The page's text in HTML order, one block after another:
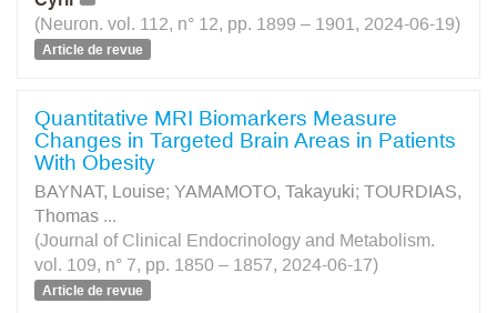
(Neuron. vol. 112, n° 12, pp. 1899 – 1901, 2024-06-19)
Article de revue
Quantitative MRI Biomarkers Measure
Changes in Targeted Brain Areas in Patients
With Obesity
BAYNAT, Louise; YAMAMOTO, Takayuki; TOURDIAS,
Thomas ...
(Journal of Clinical Endocrinology and Metabolism.
vol. 109, n° 7, pp. 1850 – 1857, 2024-06-17)
Article de revue